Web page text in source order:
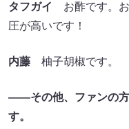
タフガイ
お酢です。お
圧が高いです！
内藤 柚子胡椒です。
――その他、ファンの方
す。